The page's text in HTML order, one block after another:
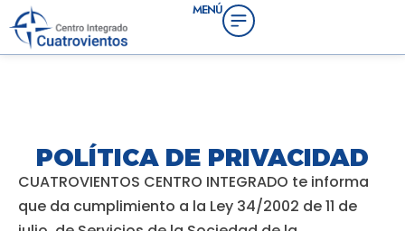
contenido MENÚ
POLÍTICA DE PRIVACIDAD
CUATROVIENTOS CENTRO INTEGRADO te informa
que da cumplimiento a la Ley 34/2002 de 11 de